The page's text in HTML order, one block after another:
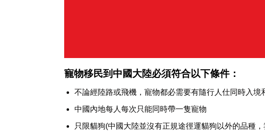
寵物移民到中國大陸必須符合以下條件：
不論經陸路或飛機，寵物都必需要有隨行人仕同時入境
中國內地每人每次只能同時帶一隻寵物
只限貓狗(中國大陸並沒有正規途徑運貓狗以外的品種